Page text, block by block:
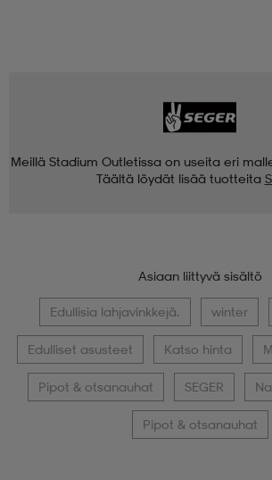
Meillä Stadium Outletissa on useita eri
Täältä löydät lisää tuotteita
Asiaan liittyvä sisältö
Edullisia lahjavinkkejä. winter
Edulliset asusteet Katso hinta
Pipot & otsanauhat SEGER
Pipot & otsanauhat